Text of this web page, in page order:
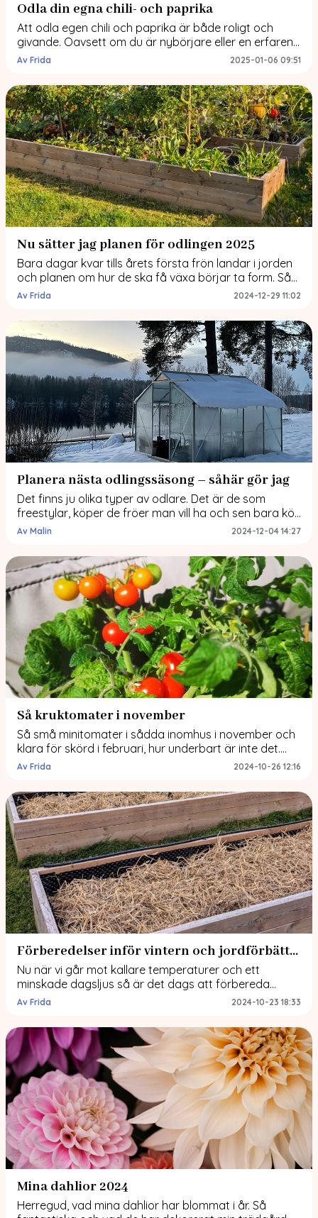
Odla din egna chili- och paprika
Att odla egen chili och paprika är både roligt och
givande. Oavsett om du är nybörjare eller en erfaren
odlare kan du med rätt metoder få en riklig skörd. Här
din sådd! Förberedelser – innan du börjar så Innan du
sticker ner fröna i jorden är det […]
2025-01-06 09:51
Av Frida
Nu sätter jag planen för odlingen 2025
Bara dagar kvar tills årets första frön landar i jorden
och planen om hur de ska få växa börjar ta form. Så
här tänker jag inför odlingssäsongen 2025 Lära av
ta min en stund att reflektera över vad som gick bra
och mindre bra […]
2024-12-29 11:02
Av Frida
Planera nästa odlingssäsong – såhär gör jag
Det finns ju olika typer av odlare. Det är de som
freestylar, köper de fröer man vill ha och sen bara kör.
Sen finns det de som vill planera, komma framtill vad
den gruppen och jag tänkte gå igenom hur jag brukar
planera inför varje […]
2024-12-04 14:27
Av Malin
Så kruktomater i november
Så små minitomater i sådda inomhus i november och
klara för skörd i februari, hur underbart är inte det.
När allt är grått och trist så mognar små söta röd
tomater vid denna tid på året? Bara för att det är så
kul att så och att kunna […]
2024-10-26 12:16
Av Frida
Förberedelser inför vintern och jordförbättring
Nu när vi går mot kallare temperaturer och ett
minskade dagsljus så är det dags att förbereda
odlingsbäddarna inför vintern och skapa de bästa
jordförbättra? Nu på hösten är det perfekt tid att ge
jorden lite extra kärlek och stärka den inför nästa
säsong. Med en näringsrik jord […]
2024-10-23 18:33
Av Frida
Mina dahlior 2024
Herregud, vad mina dahlior har blommat i år. Så